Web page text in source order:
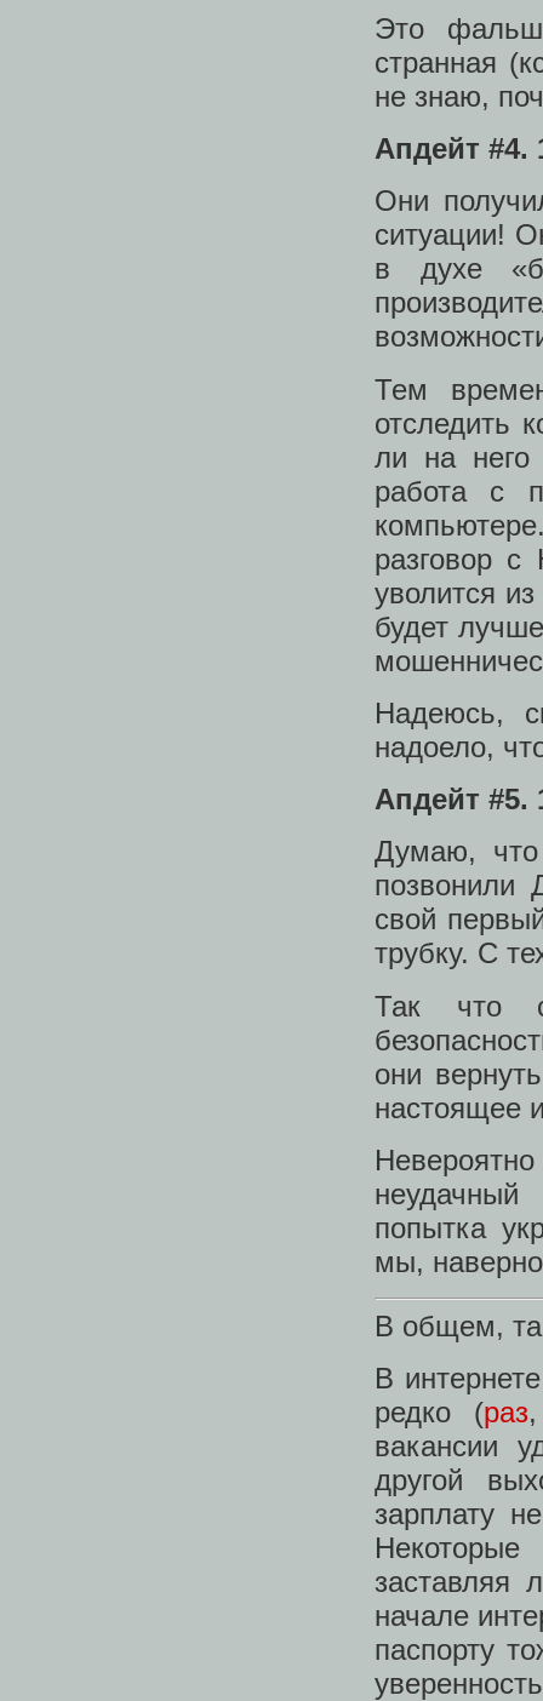
Это
странная
не знаю,
Апдейт #4.
Они
ситуации!
в духе
Тем
отследить
ли на него
работа с
разговор с
уволится
будет
Надеюсь,
надоело,
Апдейт #5.
Думаю, что
позвонили
свой
трубку. С
Так что
они
настоящее
попытка
мы,
В общем,
В
редко (раз
вакансии
другой
зарплату
заставляя
начале
паспорту